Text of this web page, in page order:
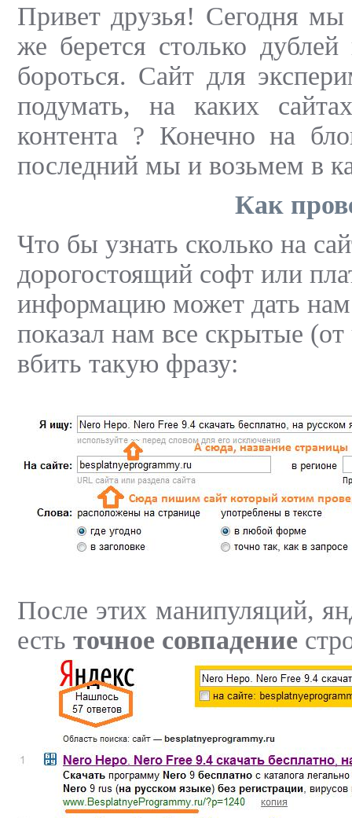
Привет друзья! Сегодня мы
же берется столько
бороться. Сайт для
подумать, на каких
контента ? Конечно на
последний мы и возьмем в
Как
Что бы узнать сколько на
дорогостоящий софт или
информацию может дать
показал нам все скрытые (от
вбить такую фразу:
После этих манипуляций,
есть точное совпадение